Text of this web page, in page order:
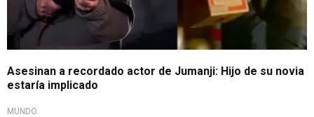
Asesinan a recordado actor de Jumanji: Hijo de su novia
estaría implicado
MUNDO